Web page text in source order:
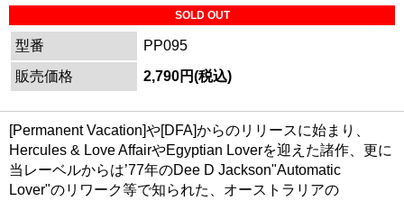
SOLD OUT
型番
PP095
販売価格
2,790円(税込)
[Permanent Vacation]や[DFA]からのリリースに始まり、
Hercules & Love AffairやEgyptian Loverを迎えた諸作、更に
当レーベルからは’77年のDee D Jackson"Automatic
Lover"のリワーク等で知られた、オーストラリアの